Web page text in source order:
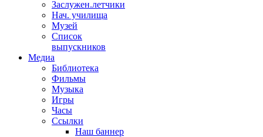
Заслужен.летчики
Нач. училища
Музей
Список
выпускников
Медиа
Библиотека
Фильмы
Музыка
Игры
Часы
Ссылки
Наш баннер